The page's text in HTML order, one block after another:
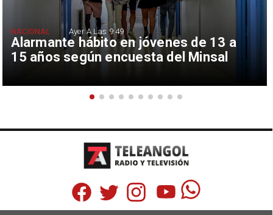
Alarmante hábito en jóvenes de 13 a
15 años según encuesta del Minsal
NACIONAL Ayer A Las 9:49